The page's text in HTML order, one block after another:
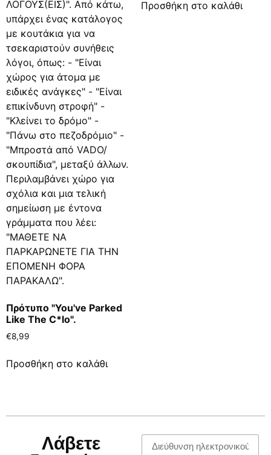
Πρότυπο "You've Parked
Like The C*lo".
€8,99
Προσθήκη στο καλάθι
Προσθήκη στο καλάθι
Λάβετε